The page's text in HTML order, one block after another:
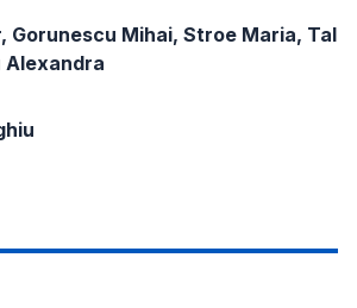
Gorunescu Mihai, Stroe Maria, Tal